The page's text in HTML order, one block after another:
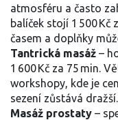
atmosféru a často
balíček stojí 1 500 Kč
časem a doplňky
Tantrická masáž –
1 600 Kč za 75 min.
workshopy, kde je
sezení zůstává dražší.
Masáž prostaty –